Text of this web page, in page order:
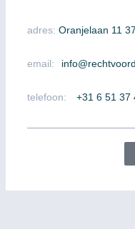
adres:Oranjelaan 11
email:
telefoon: +31 6 51 37